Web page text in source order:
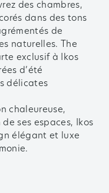
des chambres,
dans des tons
de
naturelles. The
exclusif à Ikos
d’été
délicates
chaleureuse,
ses espaces, Ikos
élégant et luxe